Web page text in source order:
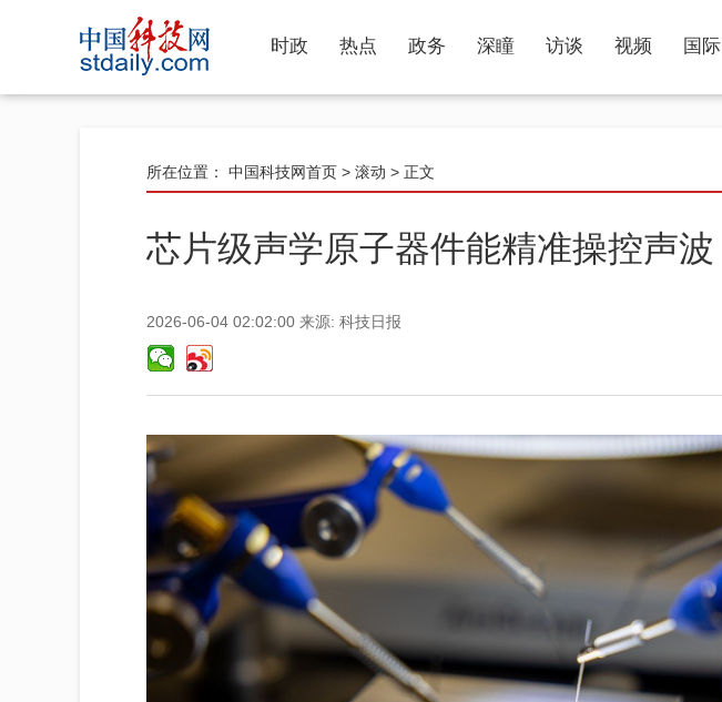
时政 热点 政务 深瞳 访谈 视频 国际
所在位置： 中国科技网首页 > 滚动 > 正文
芯片级声学原子器件能精准操控声波
2026-06-04 02:02:00 来源: 科技日报